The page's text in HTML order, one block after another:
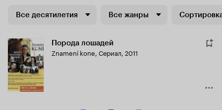
Все десятилетия Все жанры
Порода лошадей
Znamení kone, Сериал, 2011